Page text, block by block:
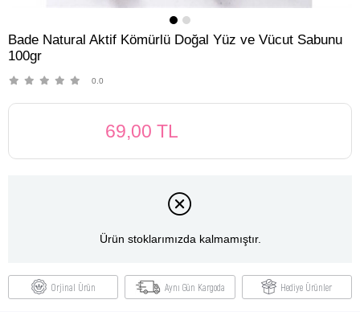
Bade Natural Aktif Kömürlü Doğal Yüz ve Vücut Sabunu
100gr
0.0
69,00 TL
Ürün stoklarımızda kalmamıştır.
Orjinal Ürün Aynı Gün Kargoda Hediye Ürünler